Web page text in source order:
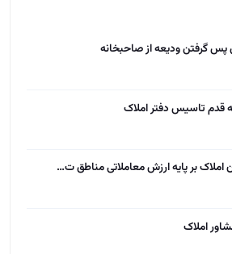
پس گرفتن ودیعه از صاحبخانه
قدم تاسیس دفتر املاک
املاک بر پایه ارزش معاملاتی مناطق ت…
املاک